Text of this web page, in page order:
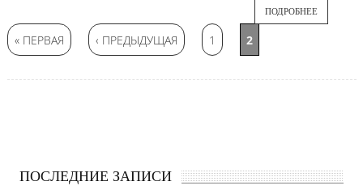
ПОДРОБНЕЕ
Страницы
« ПЕРВАЯ ‹ ПРЕДЫДУЩАЯ 1 2
ПОСЛЕДНИЕ ЗАПИСИ